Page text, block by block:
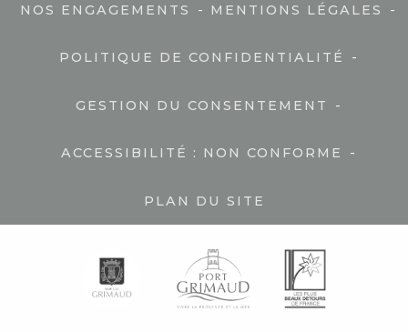
NOS ENGAGEMENTS - MENTIONS LÉGALES -
POLITIQUE DE CONFIDENTIALITÉ -
GESTION DU CONSENTEMENT -
ACCESSIBILITÉ : NON CONFORME -
PLAN DU SITE